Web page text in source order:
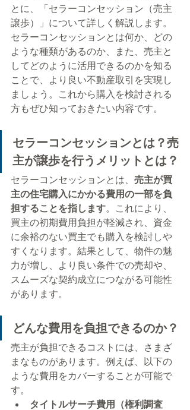
とに、「セラーコンセッション（売主
譲歩）」について詳しく解説します。
セラーコンセッションとは何か、どの
ような種類があるのか、また、売主と
してどのように活用できるのかを知る
ことで、より良い不動産取引を実現し
ましょう。これから購入を検討される
方もぜひ知っておきたい内容です。
セラーコンセッションとは？売
主が譲歩を行うメリットとは？
セラーコンセッションとは、 売主が買
主の住宅購入にかかる費用の一部を負
担することを指します。これにより、
買主の初期費用負担が軽減され、資金
に余裕のない買主でも購入を検討しや
すくなります。結果として、物件の魅
力が増し、より良い条件での売却や、
スムーズな契約成立につながる可能性
があります。
どんな費用を負担できるのか？
売主が負担できるコストには、さまざ
まなものがあります。例えば、以下の
ような費用をカバーすることが可能で
す。
タイトルサーチ費用（権利調査